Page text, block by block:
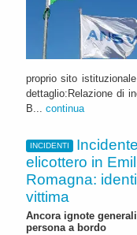
proprio sito
dettaglio:Relazione di
B... continua
INCIDENTI
Incidente
elicottero in
Romagna:
vittima
Ancora ignote
persona a bordo